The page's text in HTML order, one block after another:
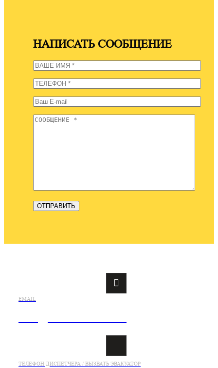
НАПИСАТЬ СООБЩЕНИЕ
EMAIL
ТЕЛЕФОН ДИСПЕТЧЕРА / ВЫЗВАТЬ ЭВАКУАТОР